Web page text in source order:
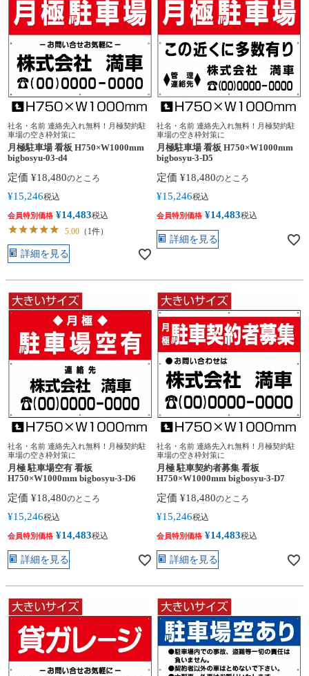
社名・名前 連絡先入れ無料！月極契約駐
車場の空き枠対策に
月極駐車場 看板 H750×W1000mm
bigbosyu-03-d4
定価 ¥18,480のところ
¥15,246税込
会員特別価格 ¥14,483税込
5.00 （1件）
詳細を見る
社名・名前 連絡先入れ無料！月極契約駐
車場の空き枠対策に
月極駐車場 看板 H750×W1000mm
bigbosyu-3-D5
定価 ¥18,480のところ
¥15,246税込
会員特別価格 ¥14,483税込
詳細を見る
社名・名前 連絡先入れ無料！月極契約駐
車場の空き枠対策に
月極 駐車場空有 看板
H750×W1000mm bigbosyu-3-D6
定価 ¥18,480のところ
¥15,246税込
会員特別価格 ¥14,483税込
詳細を見る
社名・名前 連絡先入れ無料！月極契約駐
車場の空き枠対策に
月極 駐車契約者募集 看板
H750×W1000mm bigbosyu-3-D7
定価 ¥18,480のところ
¥15,246税込
会員特別価格 ¥14,483税込
詳細を見る